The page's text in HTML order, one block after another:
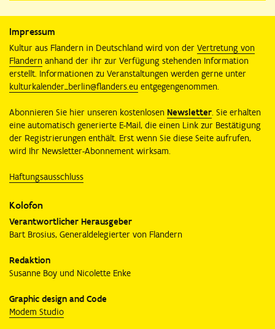
Impressum
Kultur aus Flandern in Deutschland wird von der Vertretung von
Flandern anhand der ihr zur Verfügung stehenden Information
erstellt. Informationen zu Veranstaltungen werden gerne unter
kulturkalender_berlin@flanders.eu entgegengenommen.
Abonnieren Sie hier unseren kostenlosen Newsletter. Sie erhalten
eine automatisch generierte E-Mail, die einen Link zur Bestätigung
der Registrierungen enthält. Erst wenn Sie diese Seite aufrufen,
wird Ihr Newsletter-Abonnement wirksam.
Haftungsausschluss
Kolofon
Verantwortlicher Herausgeber
Bart Brosius, Generaldelegierter von Flandern
Redaktion
Susanne Boy und Nicolette Enke
Graphic design and Code
Modem Studio